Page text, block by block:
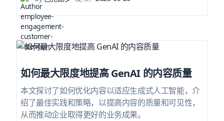
如何最大限度地提高 GenAI 的内容质量
本文探讨了如何优化内容以适应生成式人工智能，介
绍了最佳实践和策略，以提高内容的质量和可见性，
从而推动企业取得更好的业务成果。